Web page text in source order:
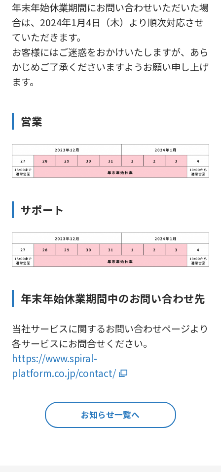
年末年始休業期間にお問い合わせいただいた場
合は、2024年1月4日（木）より順次対応させ
ていただきます。
お客様にはご迷惑をおかけいたしますが、あら
かじめご了承くださいますようお願い申し上げ
ます。
営業
サポート
年末年始休業期間中のお問い合わせ先
当社サービスに関するお問い合わせページより
各サービスにお問合せください。
https://www.spiral-
platform.co.jp/contact/
お知らせ一覧へ